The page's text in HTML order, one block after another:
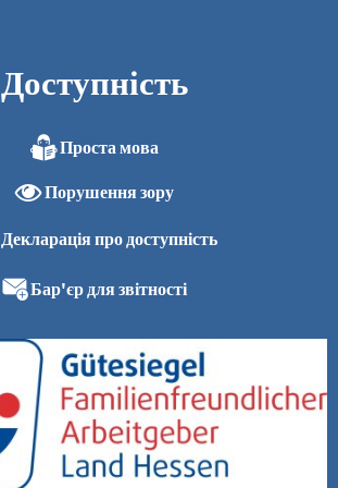
Доступність
Проста мова
Порушення зору
Декларація про доступність
Бар'єр для звітності